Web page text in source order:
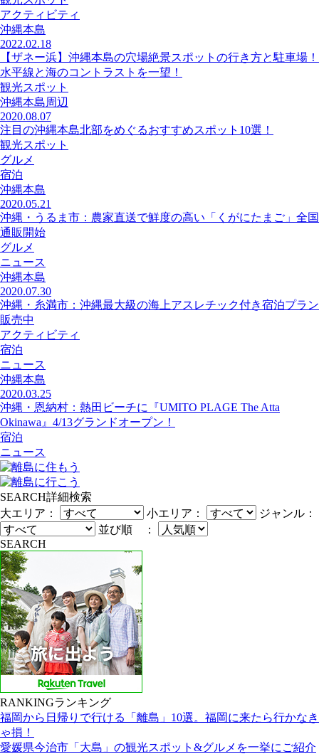
アクティビティ
沖縄本島
2022.02.18
【ザネー浜】沖縄本島の穴場絶景スポットの行き方と駐車場！
水平線と海のコントラストを一望！
観光スポット
沖縄本島周辺
2020.08.07
注目の沖縄本島北部をめぐるおすすめスポット10選！
観光スポット
グルメ
宿泊
沖縄本島
2020.05.21
沖縄・うるま市：農家直送で鮮度の高い「くがにたまご」全国
通販開始
グルメ
ニュース
沖縄本島
2020.07.30
沖縄・糸満市：沖縄最大級の海上アスレチック付き宿泊プラン
販売中
アクティビティ
宿泊
ニュース
沖縄本島
2020.03.25
沖縄・恩納村：熱田ビーチに『UMITO PLAGE The Atta
Okinawa』4/13グランドオープン！
宿泊
ニュース
SEARCH詳細検索
大エリア：
小エリア：
ジャンル：
並び順 ：
SEARCH
RANKINGランキング
福岡から日帰りで行ける「離島」10選。福岡に来たら行かなき
ゃ損！
愛媛県今治市「大島」の観光スポット&グルメを一挙にご紹介